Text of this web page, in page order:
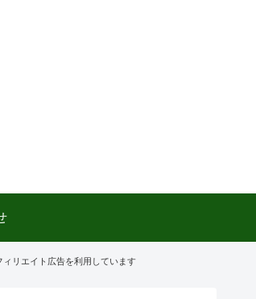
ィリエイト広告を利用しています